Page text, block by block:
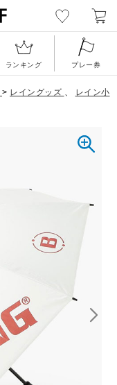
ランキング プレー券
> レイングッズ 、
レイン小